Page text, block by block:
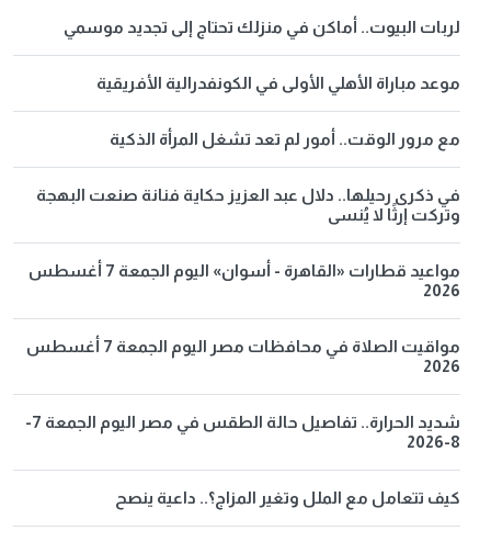
لربات البيوت.. أماكن في منزلك تحتاج إلى تجديد موسمي
موعد مباراة الأهلي الأولى في الكونفدرالية الأفريقية
مع مرور الوقت.. أمور لم تعد تشغل المرأة الذكية
في ذكرى رحيلها.. دلال عبد العزيز حكاية فنانة صنعت البهجة
وتركت إرثًا لا يُنسى
مواعيد قطارات «القاهرة - أسوان» اليوم الجمعة 7 أغسطس
2026
مواقيت الصلاة في محافظات مصر اليوم الجمعة 7 أغسطس
2026
شديد الحرارة.. تفاصيل حالة الطقس في مصر اليوم الجمعة 7-
8-2026
كيف تتعامل مع الملل وتغير المزاج؟.. داعية ينصح